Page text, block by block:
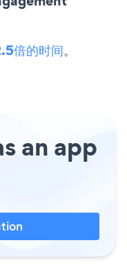
倍的时间。
an app